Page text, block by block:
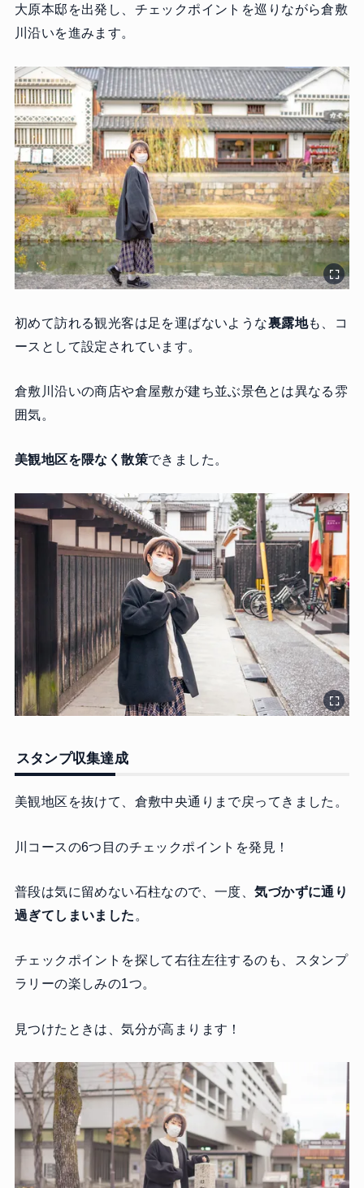
大原本邸を出発し、チェックポイントを巡りながら倉敷
川沿いを進みます。
初めて訪れる観光客は足を運ばないような裏露地も、コ
ースとして設定されています。
倉敷川沿いの商店や倉屋敷が建ち並ぶ景色とは異なる雰
囲気。
美観地区を隈なく散策できました。
スタンプ収集達成
美観地区を抜けて、倉敷中央通りまで戻ってきました。
川コースの6つ目のチェックポイントを発見！
普段は気に留めない石柱なので、一度、気づかずに通り
過ぎてしまいました 。
チェックポイントを探して右往左往するのも、スタンプ
ラリーの楽しみの1つ。
見つけたときは、気分が高まります！